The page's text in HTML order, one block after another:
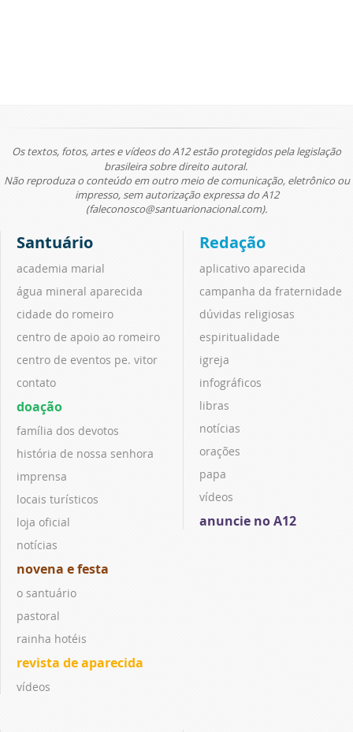
Os textos, fotos, artes e vídeos do A12 estão protegidos pela legislação
brasileira sobre direito autoral.
Não reproduza o conteúdo em outro meio de comunicação, eletrônico ou
impresso, sem autorização expressa do A12
(faleconosco@santuarionacional.com).
Santuário
academia marial
água mineral aparecida
cidade do romeiro
centro de apoio ao romeiro
centro de eventos pe. vitor
contato
doação
família dos devotos
história de nossa senhora
imprensa
locais turísticos
loja oficial
notícias
novena e festa
o santuário
pastoral
rainha hotéis
revista de aparecida
vídeos
Redação
aplicativo aparecida
campanha da fraternidade
dúvidas religiosas
espiritualidade
igreja
infográficos
libras
notícias
orações
papa
vídeos
anuncie no A12